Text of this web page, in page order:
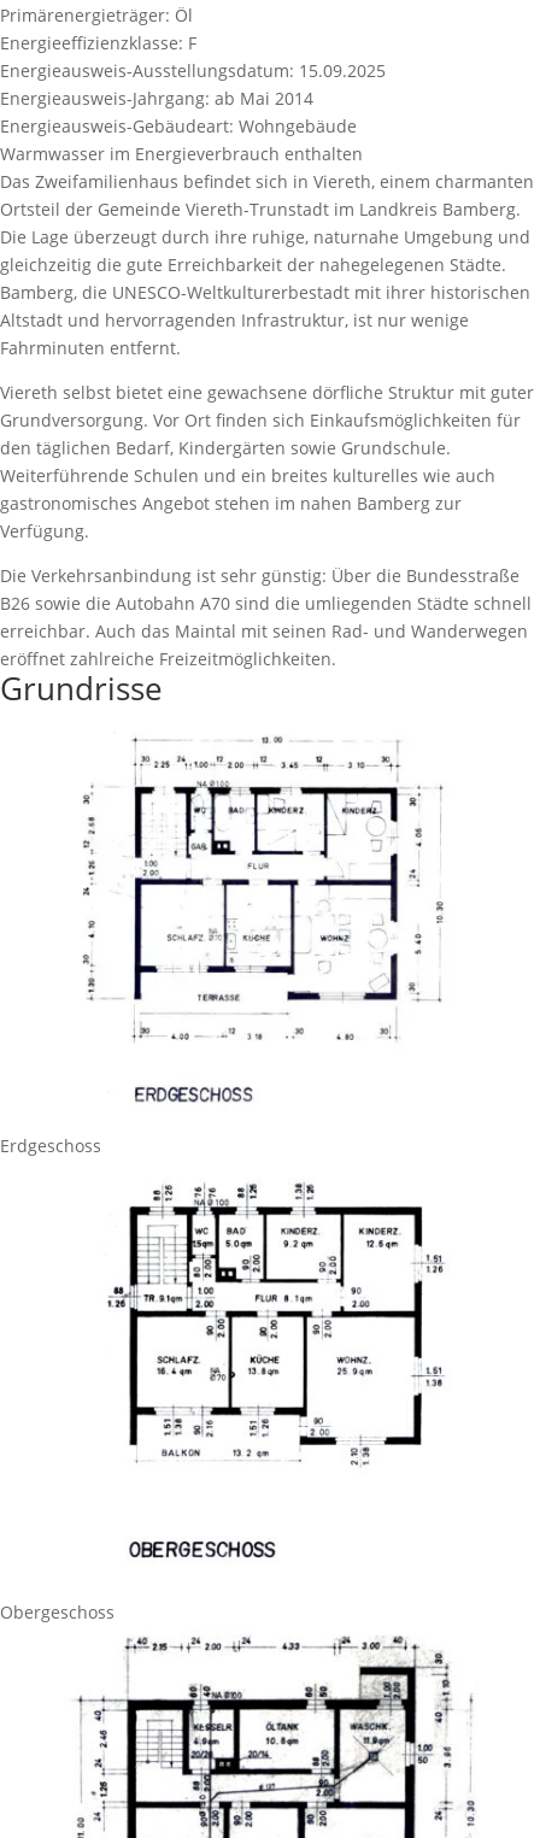
Primärenergieträger: Öl
Energieeffizienzklasse: F
Energieausweis-Ausstellungsdatum: 15.09.2025
Energieausweis-Jahrgang: ab Mai 2014
Energieausweis-Gebäudeart: Wohngebäude
Warmwasser im Energieverbrauch enthalten
Das Zweifamilienhaus befindet sich in Viereth, einem charmanten
Ortsteil der Gemeinde Viereth-Trunstadt im Landkreis Bamberg.
Die Lage überzeugt durch ihre ruhige, naturnahe Umgebung und
gleichzeitig die gute Erreichbarkeit der nahegelegenen Städte.
Bamberg, die UNESCO-Weltkulturerbestadt mit ihrer historischen
Altstadt und hervorragenden Infrastruktur, ist nur wenige
Fahrminuten entfernt.
Viereth selbst bietet eine gewachsene dörfliche Struktur mit guter
Grundversorgung. Vor Ort finden sich Einkaufsmöglichkeiten für
den täglichen Bedarf, Kindergärten sowie Grundschule.
Weiterführende Schulen und ein breites kulturelles wie auch
gastronomisches Angebot stehen im nahen Bamberg zur
Verfügung.
Die Verkehrsanbindung ist sehr günstig: Über die Bundesstraße
B26 sowie die Autobahn A70 sind die umliegenden Städte schnell
erreichbar. Auch das Maintal mit seinen Rad- und Wanderwegen
eröffnet zahlreiche Freizeitmöglichkeiten.
Grundrisse
Erdgeschoss
Obergeschoss